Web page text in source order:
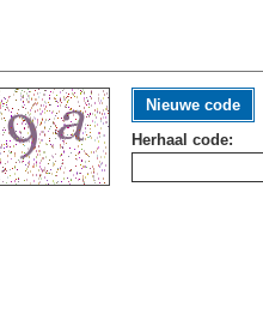
Nieuwe code
Herhaal code: